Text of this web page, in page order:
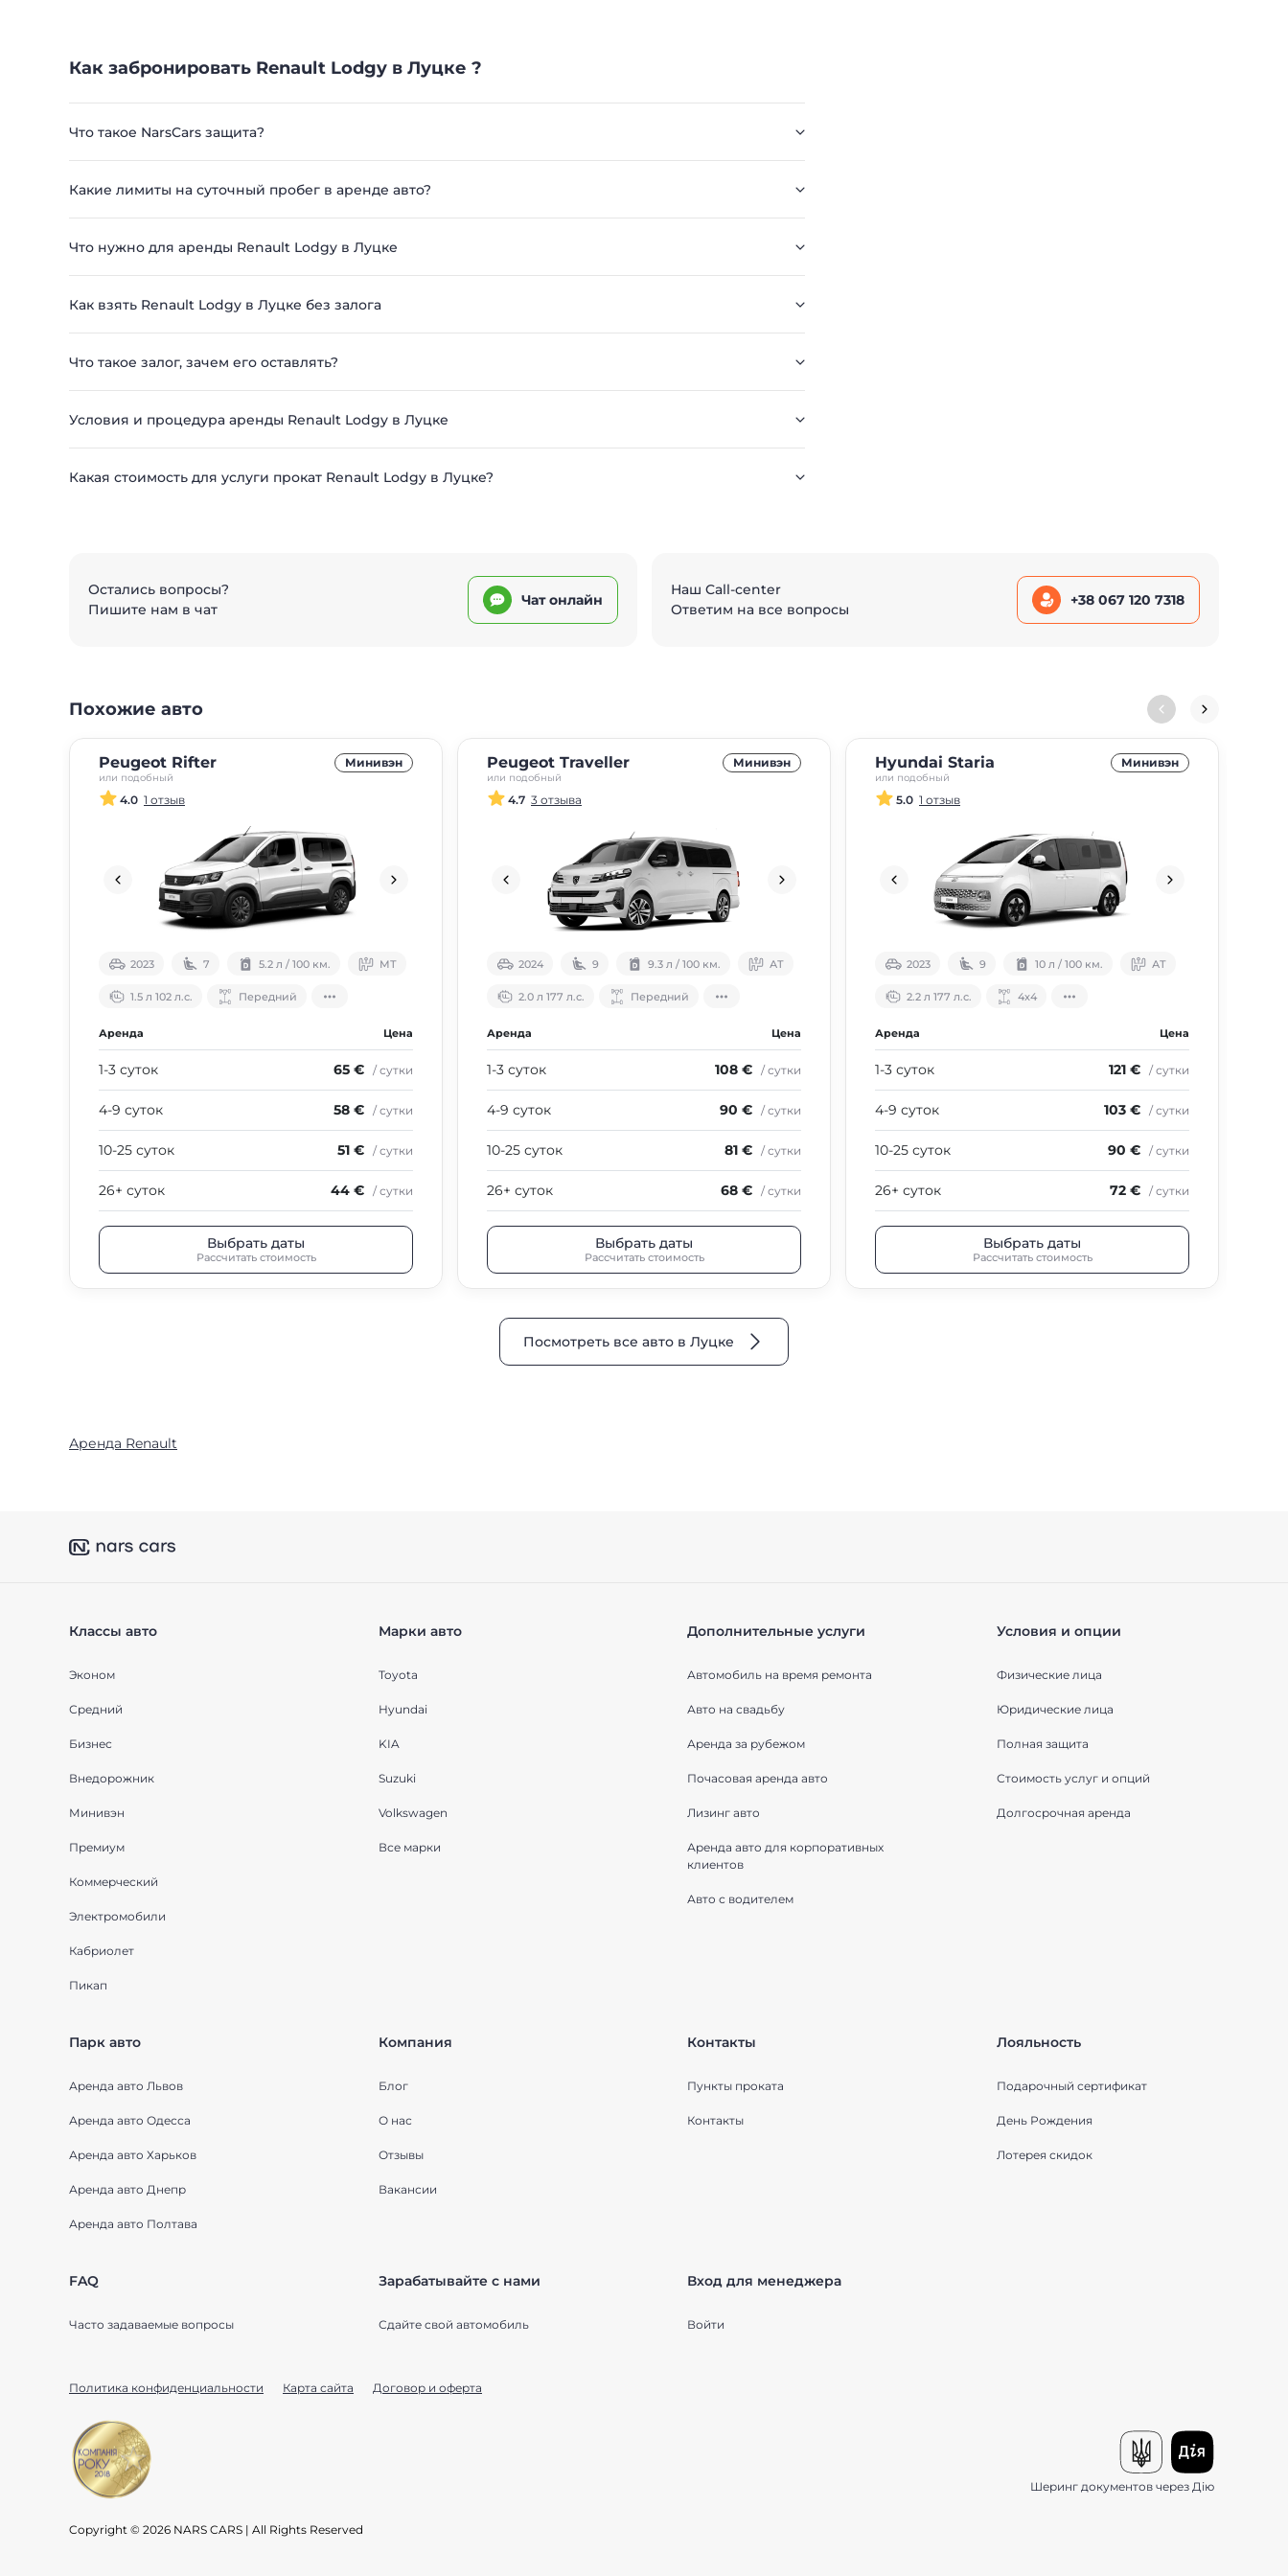
Как забронировать Renault Lodgy в Луцке ?
Что такое NarsCars защита?
Какие лимиты на суточный пробег в аренде авто?
Что нужно для аренды Renault Lodgy в Луцке
Как взять Renault Lodgy в Луцке без залога
Что такое залог, зачем его оставлять?
Условия и процедура аренды Renault Lodgy в Луцке
Какая стоимость для услуги прокат Renault Lodgy в Луцке?
Остались вопросы?
Пишите нам в чат
Чат онлайн
Наш Call-center
Ответим на все вопросы
+38 067 120 7318
Похожие авто
Peugeot Rifter
или подобный
Минивэн
4.0 1 отзыв
2023 7 5.2 л / 100 км. МТ
1.5 л 102 л.с. Передний
Аренда Цена
1-3 суток 65 € / сутки
4-9 суток 58 € / сутки
10-25 суток 51 € / сутки
26+ суток 44 € / сутки
Выбрать даты
Рассчитать стоимость
Peugeot Traveller
или подобный
Минивэн
4.7 3 отзыва
2024 9 9.3 л / 100 км. АТ
2.0 л 177 л.с. Передний
Аренда Цена
1-3 суток 108 € / сутки
4-9 суток 90 € / сутки
10-25 суток 81 € / сутки
26+ суток 68 € / сутки
Выбрать даты
Рассчитать стоимость
Hyundai Staria
или подобный
Минивэн
5.0 1 отзыв
2023 9 10 л / 100 км. АТ
2.2 л 177 л.с. 4х4
Аренда Цена
1-3 суток 121 € / сутки
4-9 суток 103 € / сутки
10-25 суток 90 € / сутки
26+ суток 72 € / сутки
Выбрать даты
Рассчитать стоимость
Посмотреть все авто в Луцке
Аренда Renault
Классы авто
Эконом
Средний
Бизнес
Внедорожник
Минивэн
Премиум
Коммерческий
Электромобили
Кабриолет
Пикап
Марки авто
Toyota
Hyundai
KIA
Suzuki
Volkswagen
Все марки
Дополнительные услуги
Автомобиль на время ремонта
Авто на свадьбу
Аренда за рубежом
Почасовая аренда авто
Лизинг авто
Аренда авто для корпоративных
клиентов
Авто с водителем
Условия и опции
Физические лица
Юридические лица
Полная защита
Стоимость услуг и опций
Долгосрочная аренда
Парк авто
Аренда авто Львов
Аренда авто Одесса
Аренда авто Харьков
Аренда авто Днепр
Аренда авто Полтава
Компания
Блог
О нас
Отзывы
Вакансии
Контакты
Пункты проката
Контакты
Лояльность
Подарочный сертификат
День Рождения
Лотерея скидок
FAQ
Часто задаваемые вопросы
Зарабатывайте с нами
Сдайте свой автомобиль
Вход для менеджера
Войти
Политика конфиденциальности Карта сайта Договор и оферта
Copyright © 2026 NARS CARS | All Rights Reserved
Шеринг документов через Дію